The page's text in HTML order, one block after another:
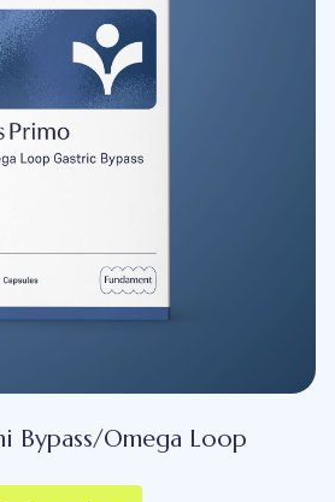
Bypass/Omega Loop